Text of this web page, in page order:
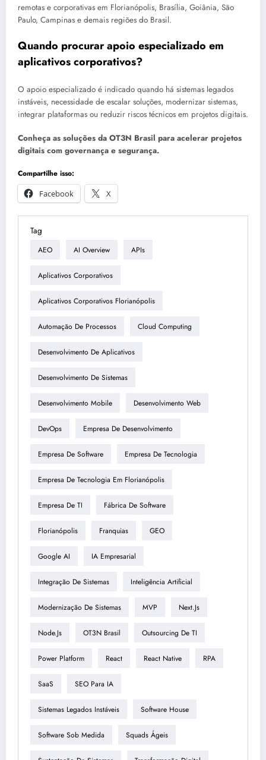
remotas e corporativas em Florianópolis, Brasília, Goiânia, São
Paulo, Campinas e demais regiões do Brasil.
Quando procurar apoio especializado em
aplicativos corporativos?
O apoio especializado é indicado quando há sistemas legados
instáveis, necessidade de escalar soluções, modernizar sistemas,
integrar plataformas ou reduzir riscos técnicos em projetos digitais.
Conheça as soluções da OT3N Brasil para acelerar projetos
digitais com governança e segurança.
Compartilhe isso:
Facebook
X
Tag
AEO AI Overview APIs
Aplicativos Corporativos
Aplicativos Corporativos Florianópolis
Automação De Processos Cloud Computing
Desenvolvimento De Aplicativos
Desenvolvimento De Sistemas
Desenvolvimento Mobile Desenvolvimento Web
DevOps Empresa De Desenvolvimento
Empresa De Software Empresa De Tecnologia
Empresa De Tecnologia Em Florianópolis
Empresa De TI Fábrica De Software
Florianópolis Franquias GEO
Google AI IA Empresarial
Integração De Sistemas Inteligência Artificial
Modernização De Sistemas MVP Next.js
Node.js OT3N Brasil Outsourcing De TI
Power Platform React React Native RPA
SaaS SEO Para IA
Sistemas Legados Instáveis Software House
Software Sob Medida Squads Ágeis